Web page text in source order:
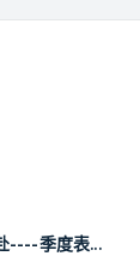
----季度表...